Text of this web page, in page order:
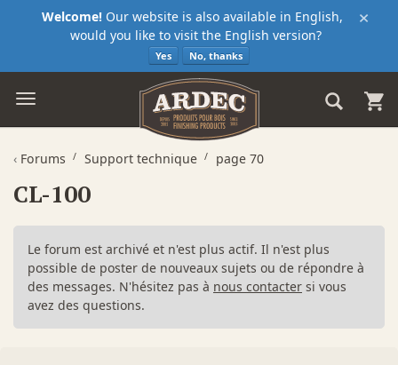
×
Welcome! Our website is also available in English,
would you like to visit the English version?
Yes No, thanks
‹ Forums Support technique page 70
CL-100
Le forum est archivé et n'est plus actif. Il n'est plus
possible de poster de nouveaux sujets ou de répondre à
des messages. N'hésitez pas à nous contacter si vous
avez des questions.